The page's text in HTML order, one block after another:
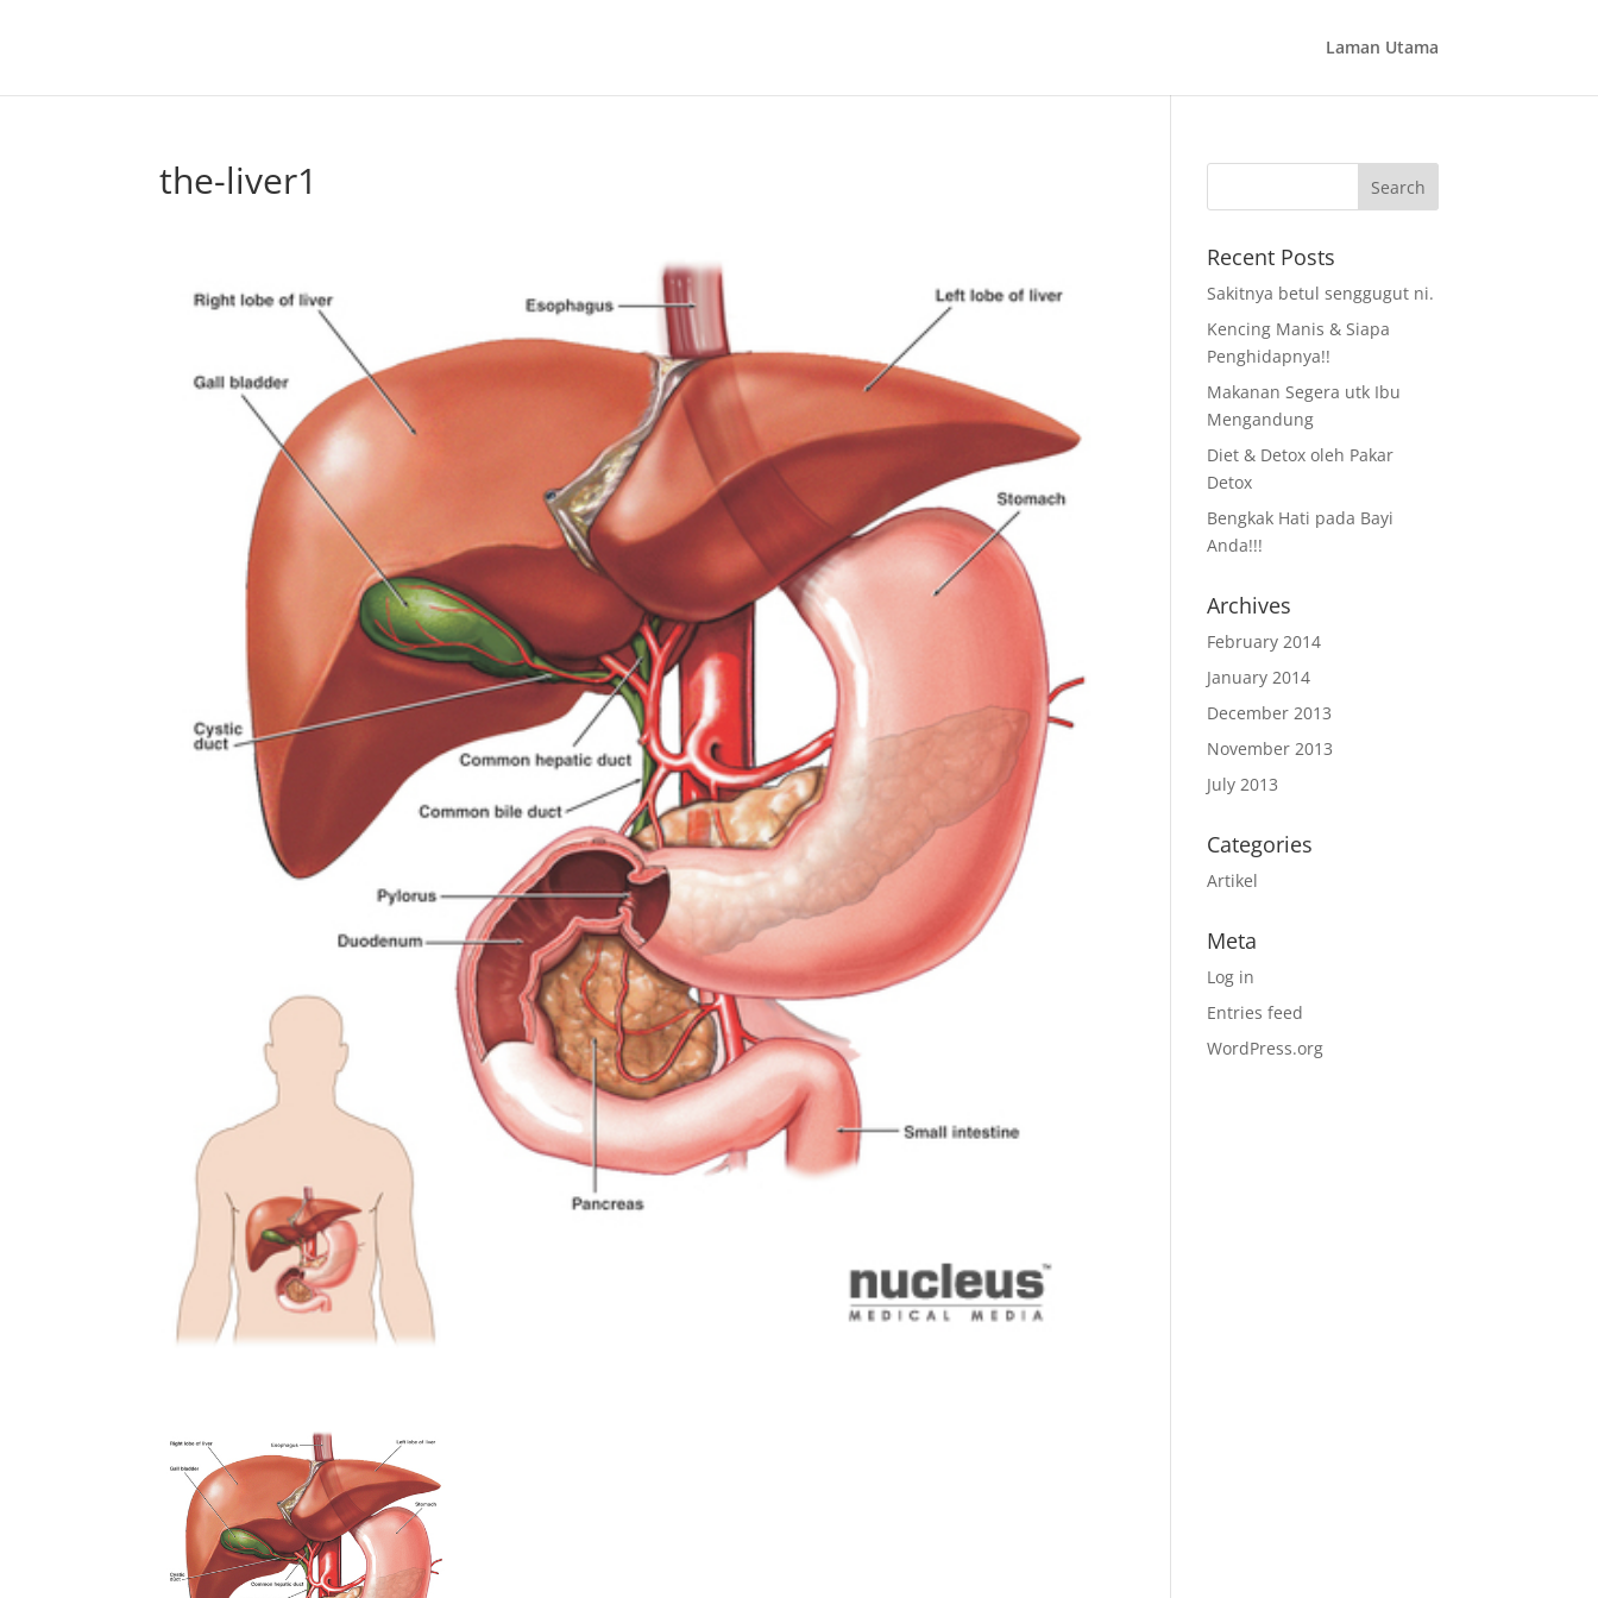
Laman Utama
the-liver1
Recent Posts
Sakitnya betul senggugut ni.
Kencing Manis & Siapa
Penghidapnya!!
Makanan Segera utk Ibu
Mengandung
Diet & Detox oleh Pakar
Detox
Bengkak Hati pada Bayi
Anda!!!
Archives
February 2014
January 2014
December 2013
November 2013
July 2013
Categories
Artikel
Meta
Log in
Entries feed
WordPress.org